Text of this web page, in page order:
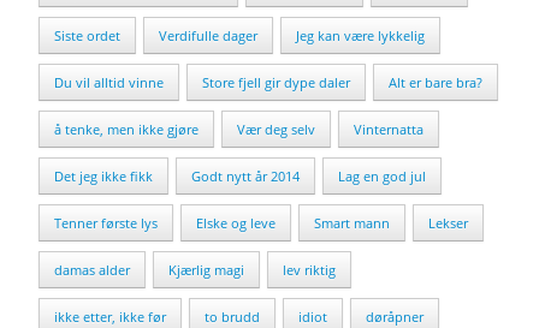
Siste ordet Verdifulle dager Jeg kan være lykkelig
Du vil alltid vinne Store fjell gir dype daler Alt er bare bra?
å tenke, men ikke gjøre Vær deg selv Vinternatta
Det jeg ikke fikk Godt nytt år 2014 Lag en god jul
Tenner første lys Elske og leve Smart mann Lekser
damas alder Kjærlig magi lev riktig
ikke etter, ikke før to brudd idiot døråpner